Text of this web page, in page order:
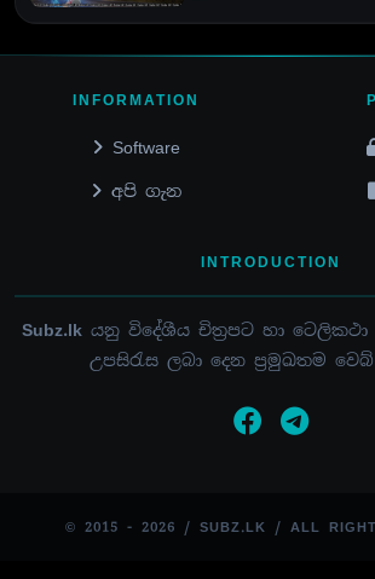
INFORMATION
Software
අපි ගැන
INTRODUCTION
Subz.lk යනු විදේශීය චිත්‍රපට හා
උපසිරැස ලබා දෙන ප්‍රමුඛතම
© 2015 - 2026 / SUBZ.LK / ALL